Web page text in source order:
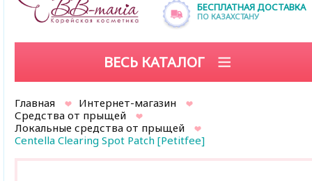
БЕСПЛАТНАЯ ДОСТАВКА
ПО КАЗАХСТАНУ
ВЕСЬ КАТАЛОГ
Главная
Интернет-магазин
Средства от прыщей
Локальные средства от прыщей
Centella Clearing Spot Patch [Petitfee]